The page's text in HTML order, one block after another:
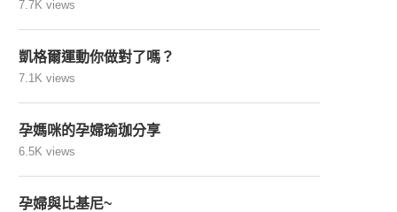
7.7K views
凱格爾運動你做對了嗎？
7.1K views
孕媽咪的孕婦瑜珈分享
6.5K views
孕婦與比基尼~